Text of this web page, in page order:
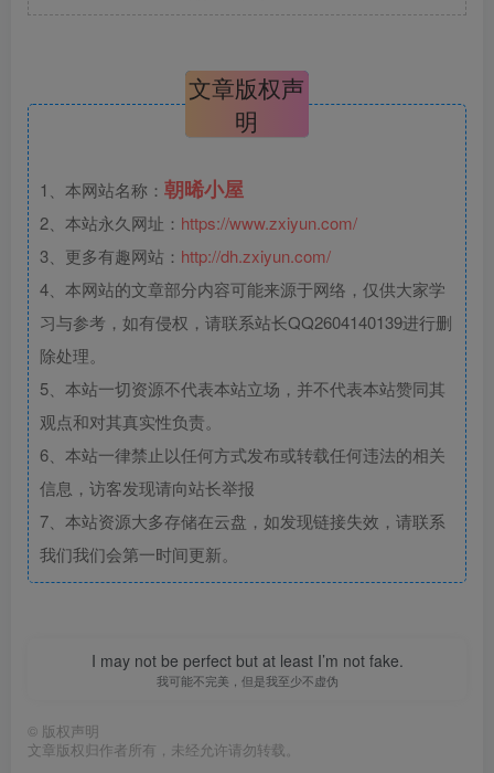
文章版权声
明
1、本网站名称： 朝晞小屋
2、本站永久网址： https://www.zxiyun.com/
3、更多有趣网站： http://dh.zxiyun.com/
4、本网站的文章部分内容可能来源于网络，仅供大家学
习与参考，如有侵权，请联系站长QQ2604140139进行删
除处理。
5、本站一切资源不代表本站立场，并不代表本站赞同其
观点和对其真实性负责。
6、本站一律禁止以任何方式发布或转载任何违法的相关
信息，访客发现请向站长举报
7、本站资源大多存储在云盘，如发现链接失效，请联系
我们我们会第一时间更新。
I may not be perfect but at least I’m not fake.
我可能不完美，但是我至少不虚伪
© 版权声明
文章版权归作者所有，未经允许请勿转载。